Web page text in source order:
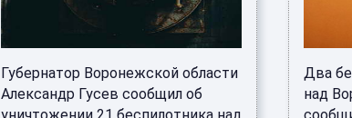
Губернатор Воронежской области
Александр Гусев сообщил об
Два
над